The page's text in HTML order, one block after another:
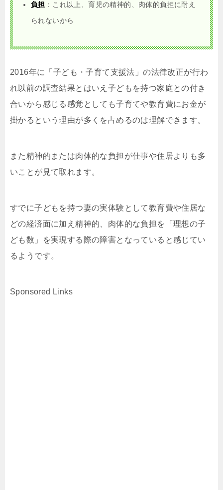
負担 ：これ以上、育児の精神的、肉体的負担に耐え
られないから
2016年に「子ども・子育て支援法」の法律改正が行わ
れ以前の調査結果とはいえ子どもを持つ家庭との付き
合いから感じる感覚としても子育てや教育費にお金が
掛かるという理由が多くを占めるのは理解できます。
また精神的または肉体的な負担が仕事や住居よりも多
いことが見て取れます。
すでに子どもを持つ妻の実体験として教育費や住居な
どの経済面に加え精神的、肉体的な負担を「理想の子
ども数」を実現する際の障害となっていると感じてい
るようです。
Sponsored Links